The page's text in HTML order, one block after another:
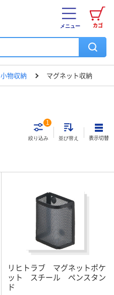
カゴ
メニュー
小物収納 マグネット収納
絞り込み
1
並び替え 表示切替
リヒトラブ マグネットポケ
ット スチール ペンスタン
ド